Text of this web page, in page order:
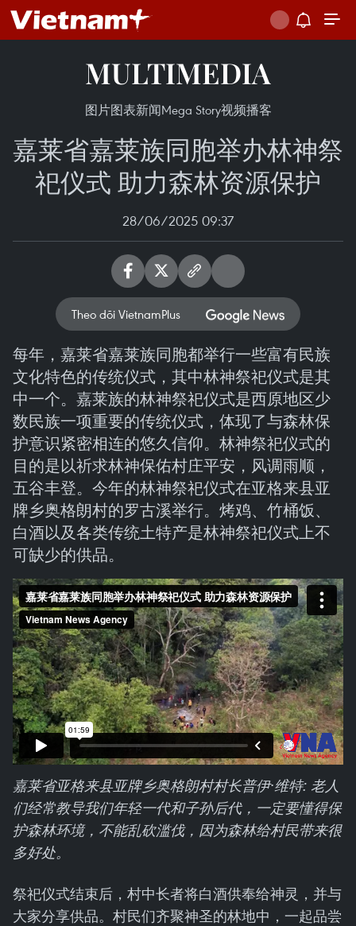
MULTIMEDIA
图片图表新闻Mega Story视频播客
嘉莱省嘉莱族同胞举办林神祭
祀仪式 助力森林资源保护
28/06/2025 09:37
Theo dõi VietnamPlus
每年，嘉莱省嘉莱族同胞都举行一些富有民族
文化特色的传统仪式，其中林神祭祀仪式是其
中一个。嘉莱族的林神祭祀仪式是西原地区少
数民族一项重要的传统仪式，体现了与森林保
护意识紧密相连的悠久信仰。林神祭祀仪式的
目的是以祈求林神保佑村庄平安，风调雨顺，
五谷丰登。今年的林神祭祀仪式在亚格来县亚
牌乡奥格朗村的罗古溪举行。烤鸡、竹桶饭、
白酒以及各类传统土特产是林神祭祀仪式上不
可缺少的供品。
嘉莱省亚格来县亚牌乡奥格朗村村长普伊·维特: 老人
们经常教导我们年轻一代和子孙后代，一定要懂得保
护森林环境，不能乱砍滥伐，因为森林给村民带来很
多好处。
祭祀仪式结束后，村中长者将白酒供奉给神灵，并与
大家分享供品。村民们齐聚神圣的林地中，一起品尝